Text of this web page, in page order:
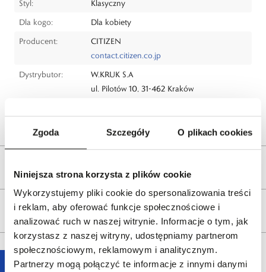
Zgoda Szczegóły O plikach cookies
Niniejsza strona korzysta z plików cookie
Wykorzystujemy pliki cookie do spersonalizowania treści
i reklam, aby oferować funkcje społecznościowe i
analizować ruch w naszej witrynie. Informacje o tym, jak
korzystasz z naszej witryny, udostępniamy partnerom
społecznościowym, reklamowym i analitycznym.
Partnerzy mogą połączyć te informacje z innymi danymi
Styl:
Klasyczny
Dla kogo:
Dla kobiety
Producent:
CITIZEN
contact.citizen.co.jp
Dystrybutor:
W.KRUK S.A
ul. Pilotów 10, 31-462 Kraków
Wysyłka
Reklamacje i zwroty